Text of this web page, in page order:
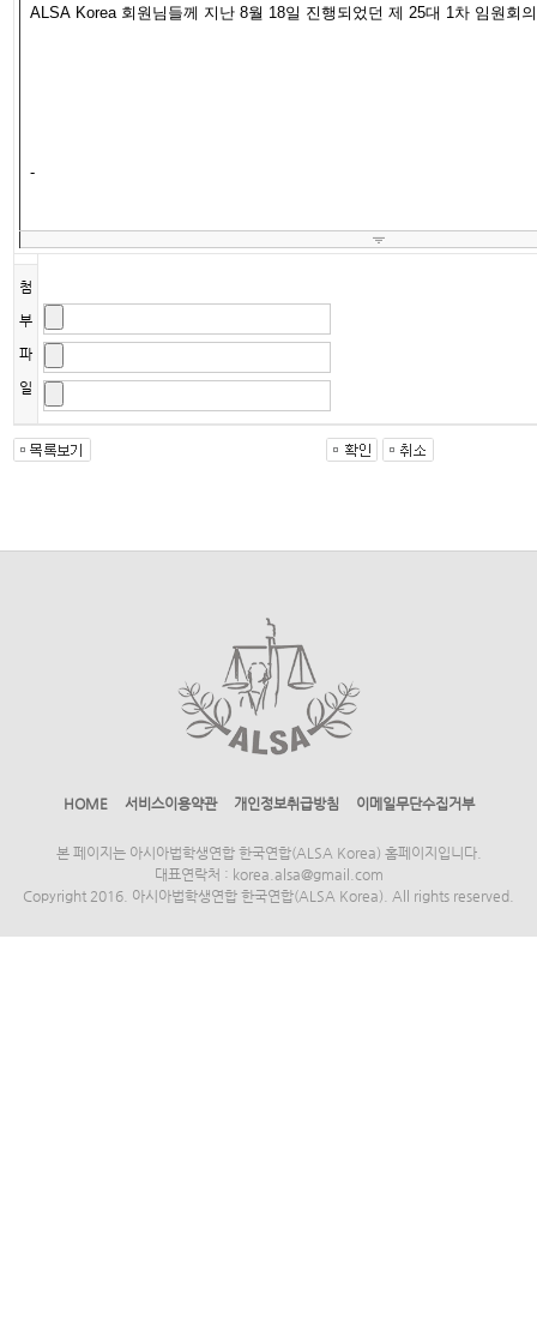
첨
부
파
일
HOME 서비스이용약관 개인정보취급방침 이메일무단수집거부
본 페이지는 아시아법학생연합 한국연합(ALSA Korea) 홈페이지입니다.
대표연락처 : korea.alsa@gmail.com
Copyright 2016. 아시아법학생연합 한국연합(ALSA Korea). All rights reserved.